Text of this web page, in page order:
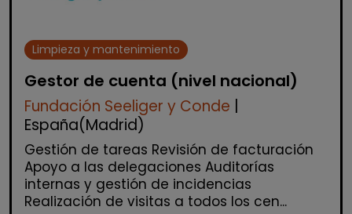
Limpieza y mantenimiento
Gestor de cuenta (nivel nacional)
Fundación Seeliger y Conde
España(Madrid)
Gestión de tareas Revisión de facturación
Apoyo a las delegaciones Auditorías
internas y gestión de incidencias
Realización de visitas a todos los cen...